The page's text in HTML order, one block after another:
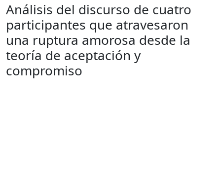
Análisis del discurso de cuatro
participantes que atravesaron
una ruptura amorosa desde la
teoría de aceptación y
compromiso